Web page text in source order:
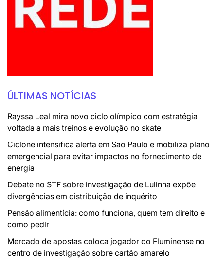
ÚLTIMAS NOTÍCIAS
Rayssa Leal mira novo ciclo olímpico com estratégia
voltada a mais treinos e evolução no skate
Ciclone intensifica alerta em São Paulo e mobiliza plano
emergencial para evitar impactos no fornecimento de
energia
Debate no STF sobre investigação de Lulinha expõe
divergências em distribuição de inquérito
Pensão alimentícia: como funciona, quem tem direito e
como pedir
Mercado de apostas coloca jogador do Fluminense no
centro de investigação sobre cartão amarelo